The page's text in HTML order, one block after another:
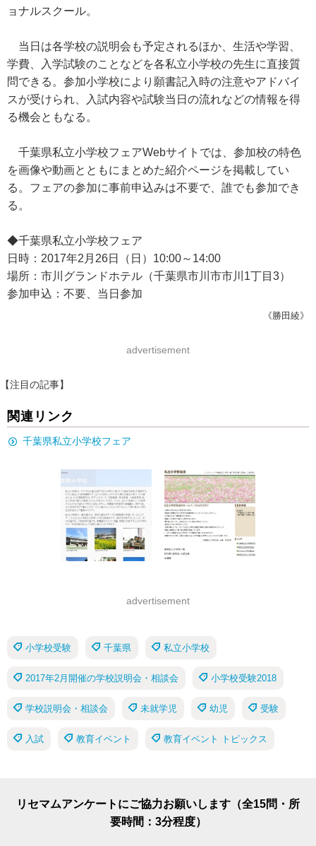
ョナルスクール。
当日は各学校の説明会も予定されるほか、生活や学習、
学費、入学試験のことなどを各私立小学校の先生に直接質
問できる。参加小学校により願書記入時の注意やアドバイ
スが受けられ、入試内容や試験当日の流れなどの情報を得
る機会ともなる。
千葉県私立小学校フェアWebサイトでは、参加校の特色
を画像や動画とともにまとめた紹介ページを掲載してい
る。フェアの参加に事前申込みは不要で、誰でも参加でき
る。
◆千葉県私立小学校フェア
日時：2017年2月26日（日）10:00～14:00
場所：市川グランドホテル（千葉県市川市市川1丁目3）
参加申込：不要、当日参加
《勝田綾》
advertisement
【注目の記事】
関連リンク
千葉県私立小学校フェア
advertisement
小学校受験 千葉県 私立小学校
2017年2月開催の学校説明会・相談会 小学校受験2018
学校説明会・相談会 未就学児 幼児 受験
入試 教育イベント 教育イベント トピックス
リセマムアンケートにご協力お願いします（全15問・所
要時間：3分程度）